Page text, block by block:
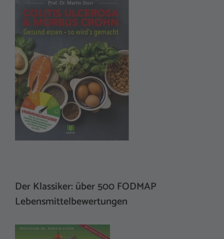
Der Klassiker: über 500 FODMAP
Lebensmittelbewertungen